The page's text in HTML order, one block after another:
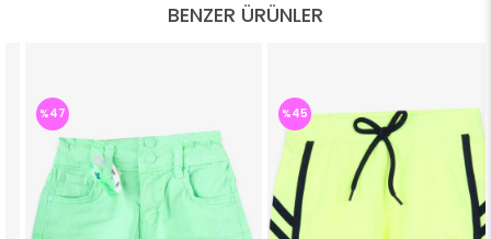
BENZER ÜRÜNLER
%47 %45